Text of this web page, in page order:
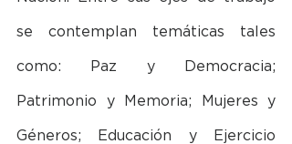
se contemplan temáticas tales
como: Paz y Democracia;
Patrimonio y Memoria; Mujeres y
Géneros; Educación y Ejercicio